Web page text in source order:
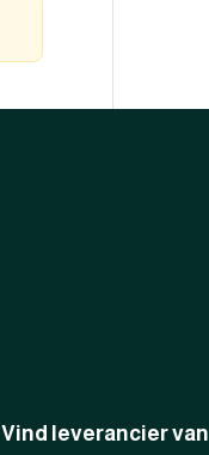
Vind leverancier van